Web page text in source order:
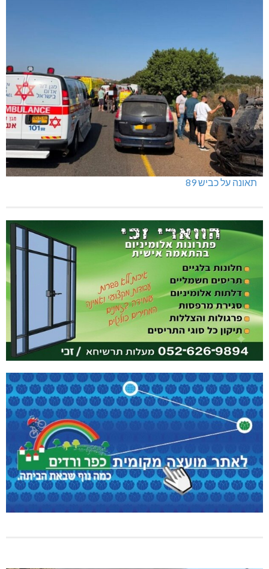
תאונה על כביש 89